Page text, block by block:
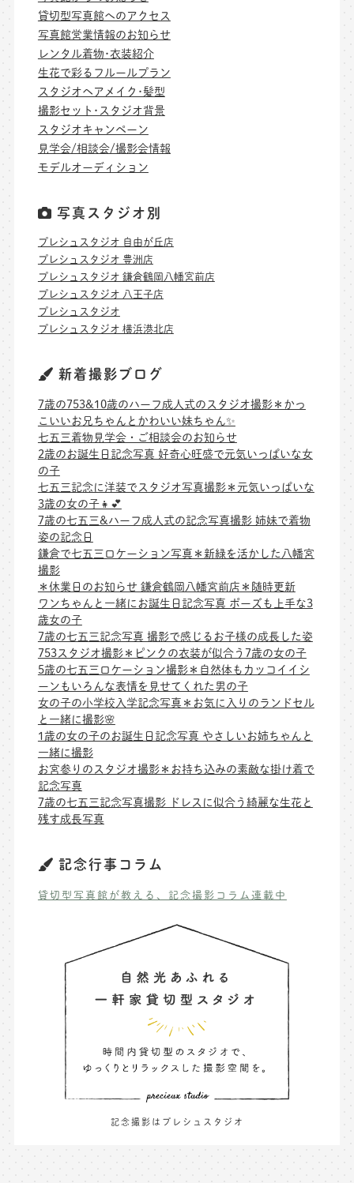
貸切型写真館へのアクセス
写真館営業情報のお知らせ
レンタル着物･衣装紹介
生花で彩るフルールプラン
スタジオヘアメイク･髪型
撮影セット･スタジオ背景
スタジオキャンペーン
見学会/相談会/撮影会情報
モデルオーディション
写真スタジオ別
プレシュスタジオ 自由が丘店
プレシュスタジオ 豊洲店
プレシュスタジオ 鎌倉鶴岡八幡宮前店
プレシュスタジオ 八王子店
プレシュスタジオ
プレシュスタジオ 横浜港北店
新着撮影ブログ
7歳の753&10歳のハーフ成人式のスタジオ撮影＊かっ
こいいお兄ちゃんとかわいい妹ちゃん✨
七五三着物見学会・ご相談会のお知らせ
2歳のお誕生日記念写真 好奇心旺盛で元気いっぱいな女
の子
七五三記念に洋装でスタジオ写真撮影＊元気いっぱいな
3歳の女の子👧💕
7歳の七五三&ハーフ成人式の記念写真撮影 姉妹で着物
姿の記念日
鎌倉で七五三ロケーション写真＊新緑を活かした八幡宮
撮影
＊休業日のお知らせ 鎌倉鶴岡八幡宮前店＊随時更新
ワンちゃんと一緒にお誕生日記念写真 ポーズも上手な3
歳女の子
7歳の七五三記念写真 撮影で感じるお子様の成長した姿
753スタジオ撮影＊ピンクの衣装が似合う7歳の女の子
5歳の七五三ロケーション撮影＊自然体もカッコイイシ
ーンもいろんな表情を見せてくれた男の子
女の子の小学校入学記念写真＊お気に入りのランドセル
と一緒に撮影🌸
1歳の女の子のお誕生日記念写真 やさしいお姉ちゃんと
一緒に撮影
お宮参りのスタジオ撮影＊お持ち込みの素敵な掛け着で
記念写真
7歳の七五三記念写真撮影 ドレスに似合う綺麗な生花と
残す成長写真
記念行事コラム
貸切型写真館が教える、記念撮影コラム連載中
記念撮影はプレシュスタジオ